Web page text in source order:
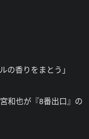
の香りをまとう」
和也が『8番出口』の